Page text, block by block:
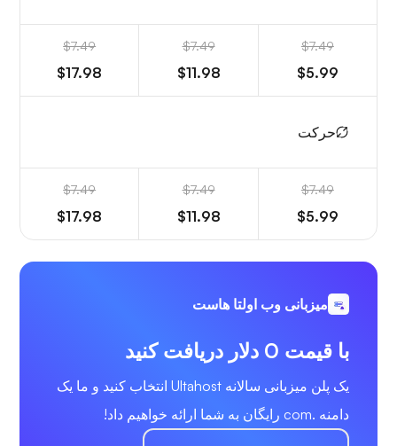
$7.49
$5.99
$7.49
$11.98
$7.49
$17.98
حرکت
$7.49
$5.99
$7.49
$11.98
$7.49
$17.98
میزبانی وب اولتا هاست
با قیمت 0 دلار دریافت کنید
یک پلن میزبانی سالانه Ultahost انتخاب کنید و ما یک
دامنه .com رایگان به شما ارائه خواهیم داد!